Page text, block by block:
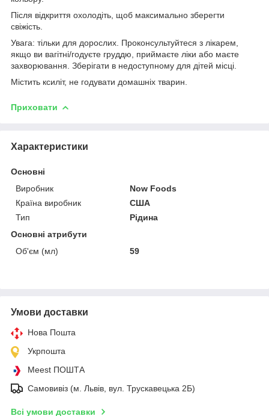
Після відкриття охолодіть, щоб максимально зберегти
свіжість.
Увага: тільки для дорослих. Проконсультуйтеся з лікарем,
якщо ви вагітні/годуєте груддю, приймаєте ліки або маєте
захворювання. Зберігати в недоступному для дітей місці.
Містить ксиліт, не годувати домашніх тварин.
Приховати
Характеристики
Основні
Виробник
Now Foods
Країна виробник
США
Тип
Рідина
Основні атрибути
Об'єм (мл)
59
Умови доставки
Нова Пошта
Укрпошта
Meest ПОШТА
Самовивіз (м. Львів, вул. Трускавецька 2Б)
Всі умови доставки